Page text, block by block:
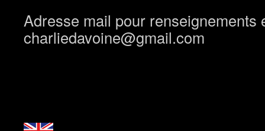
Adresse mail pour renseignements
charliedavoine@gmail.com